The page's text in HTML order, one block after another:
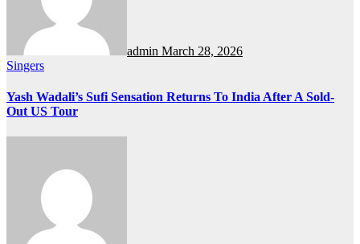
admin March 28, 2026
Singers
Yash Wadali’s Sufi Sensation Returns To India After A Sold-
Out US Tour